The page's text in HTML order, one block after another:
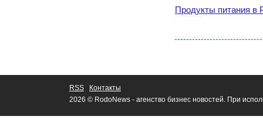
Продукты питания в
RSS
Контакты
2026 © RodoNews - агенство бизнес новостей. При